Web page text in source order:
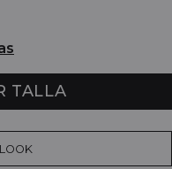
TALLA